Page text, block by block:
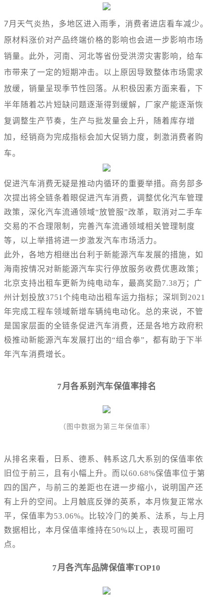
7月天气炎热，多地区进入雨季，消费者进店看车减少。
原材料涨价对产品终端价格的影响也会进一步影响市场
销量。此外，河南、河北等省份受洪涝灾害影响，给车
市带来了一定的短期冲击。以上原因导致整体市场需求
放缓，销量呈现季节性回落。从积极因素方面来看，下
半年随着芯片短缺问题逐渐得到缓解，厂家产能逐渐恢
复调整生产节奏，生产与批发量会上升，随着库存增
加，经销商为完成指标会加大促销力度，刺激消费者购
车。
促进汽车消费无疑是推动内循环的重要举措。商务部多
次提出将全链条着眼促进汽车消费，调整优化汽车管理
政策，深化汽车流通领域“放管服”改革，取消对二手车
交易的不合理限制，完善汽车流通领域相关管理制度
等，以上举措将进一步激发汽车市场活力。
此外，各地方相继出台利于新能源汽车发展的措施，如
海南按情况对新能源汽车实行停放服务收费优惠政策；
北京支持出租车更新为纯电动车，最高奖励7.38万；广
州计划投放3751个纯电动出租车运力指标；深圳到2021
年完成工程车领域新增车辆纯电动化。总的来说，不管
是国家层面的全链条促进汽车消费，还是各地方政府积
极推动新能源汽车发展打出的“组合拳”，都有助于下半
年汽车消费增长。
7月各系别汽车保值率排名
（图中数据为第三年保值率）
从排名来看，日系、德系、韩系这几大系别的保值率依
旧位于前三，且有小幅上升。而以60.68%保值率位于第
四的国产，与前三的差距也在进一步缩小，说明国产还
有上升的空间。上月触底反弹的英系，本月恢复正常水
平，保值率为53.06%。比较冷门的美系、法系，与上月
数据相比，本月保值率维持在50%以上，表现可圈可
点。
7月各汽车品牌保值率TOP10